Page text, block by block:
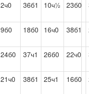
2ч0 36б1 10ч½ 23б0
9б0 18б0 16ч0 38б1
24б0 37ч1 26б0 22ч0
21ч0 38б1 25ч1 16б0